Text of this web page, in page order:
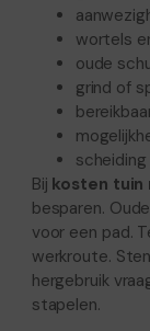
wortels
oude
grind of
Bij kosten tuin
besparen.
voor een pad.
werkroute.
hergebruik
stapelen.